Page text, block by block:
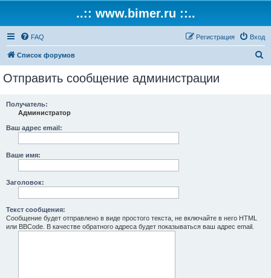
..:: www.bimer.ru ::..
FAQ Вход
Регистрация
Список форумов
Отправить сообщение администрации
Получатель:
Администратор
Ваш адрес email:
Ваше имя:
Заголовок:
Текст сообщения:
Сообщение будет отправлено в виде простого текста, не включайте в него HTML
или BBCode. В качестве обратного адреса будет показываться ваш адрес email.